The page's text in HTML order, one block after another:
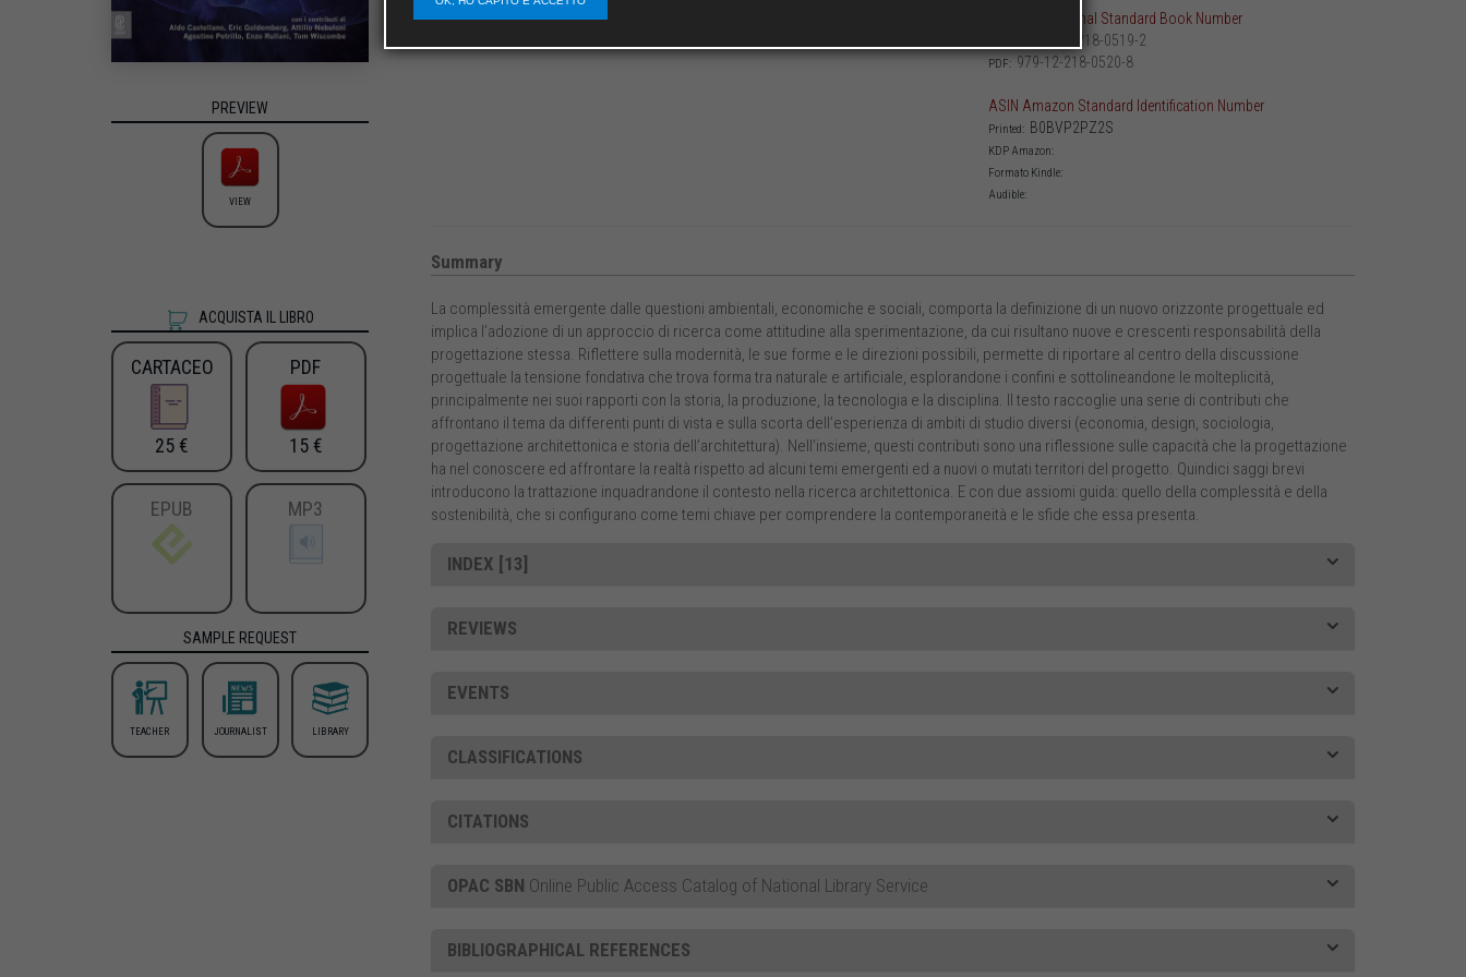
PREVIEW
VIEW
ACQUISTA IL LIBRO
CARTACEO
25 €
PDF
15 €
EPUB MP3
SAMPLE REQUEST
TEACHER JOURNALIST LIBRARY
ISBN International Standard Book Number
979-12-218-0519-2
PDF: 979-12-218-0520-8
ASIN Amazon Standard Identification Number
Printed: B0BVP2PZ2S
KDP Amazon:
Formato Kindle:
Audible:
Summary
La complessità emergente dalle questioni ambientali, economiche e sociali, comporta la definizione di un nuovo orizzonte progettuale ed
implica l’adozione di un approccio di ricerca come attitudine alla sperimentazione, da cui risultano nuove e crescenti responsabilità della
progettazione stessa. Riflettere sulla modernità, le sue forme e le direzioni possibili, permette di riportare al centro della discussione
progettuale la tensione fondativa che trova forma tra naturale e artificiale, esplorandone i confini e sottolineandone le molteplicità,
principalmente nei suoi rapporti con la storia, la produzione, la tecnologia e la disciplina. Il testo raccoglie una serie di contributi che
affrontano il tema da differenti punti di vista e sulla scorta dell’esperienza di ambiti di studio diversi (economia, design, sociologia,
progettazione architettonica e storia dell’architettura). Nell’insieme, questi contributi sono una riflessione sulle capacità che la progettazione
ha nel conoscere ed affrontare la realtà rispetto ad alcuni temi emergenti ed a nuovi o mutati territori del progetto. Quindici saggi brevi
introducono la trattazione inquadrandone il contesto nella ricerca architettonica. E con due assiomi guida: quello della complessità e della
sostenibilità, che si configurano come temi chiave per comprendere la contemporaneità e le sfide che essa presenta.
INDEX [13]
REVIEWS
EVENTS
CLASSIFICATIONS
CITATIONS
OPAC SBN Online Public Access Catalog of National Library Service
BIBLIOGRAPHICAL REFERENCES